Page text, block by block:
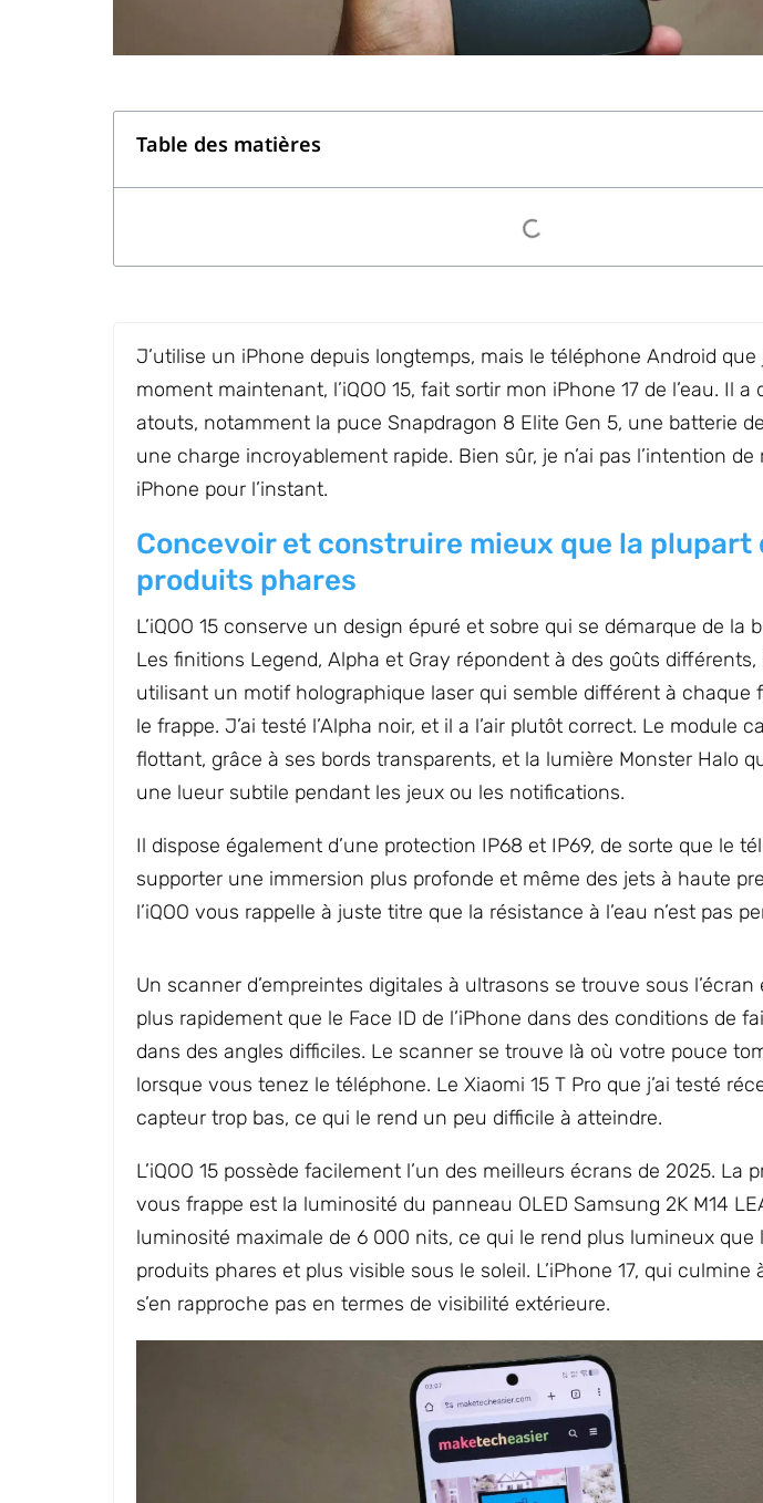
Table des matières
J’utilise un iPhone depuis longtemps, mais le téléphone Android
moment maintenant, l’iQOO 15, fait sortir mon iPhone 17 de l’eau. Il a
atouts, notamment la puce Snapdragon 8 Elite Gen 5, une batterie
une charge incroyablement rapide. Bien sûr, je n’ai pas l’intention
iPhone pour l’instant.
Concevoir et construire mieux que la plupart
produits phares
L’iQOO 15 conserve un design épuré et sobre qui se démarque de la
Les finitions Legend, Alpha et Gray répondent à des goûts différents,
utilisant un motif holographique laser qui semble différent à chaque
le frappe. J’ai testé l’Alpha noir, et il a l’air plutôt correct. Le module
flottant, grâce à ses bords transparents, et la lumière Monster Halo
une lueur subtile pendant les jeux ou les notifications.
Il dispose également d’une protection IP68 et IP69, de sorte que le
supporter une immersion plus profonde et même des jets à haute
l’iQOO vous rappelle à juste titre que la résistance à l’eau n’est pas
Un scanner d’empreintes digitales à ultrasons se trouve sous
plus rapidement que le Face ID de l’iPhone dans des conditions de
dans des angles difficiles. Le scanner se trouve là où votre pouce
lorsque vous tenez le téléphone. Le Xiaomi 15 T Pro que j’ai testé
capteur trop bas, ce qui le rend un peu difficile à atteindre.
L’iQOO 15 possède facilement l’un des meilleurs écrans de 2025. La
vous frappe est la luminosité du panneau OLED Samsung 2K M14
luminosité maximale de 6 000 nits, ce qui le rend plus lumineux que
produits phares et plus visible sous le soleil. L’iPhone 17, qui culmine
s’en rapproche pas en termes de visibilité extérieure.